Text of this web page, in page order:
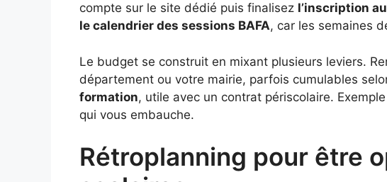
compte sur le site dédié puis finalisez l’inscription
le calendrier des sessions BAFA, car les semaines
Le budget se construit en mixant plusieurs leviers.
département ou votre mairie, parfois cumulables
formation, utile avec un contrat périscolaire.
qui vous embauche.
Rétroplanning pour être